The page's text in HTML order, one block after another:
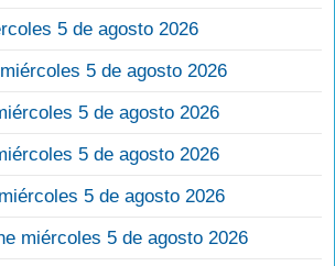
5 de agosto 2026
5 de agosto 2026
5 de agosto 2026
5 de agosto 2026
5 de agosto 2026
miércoles 5 de agosto 2026